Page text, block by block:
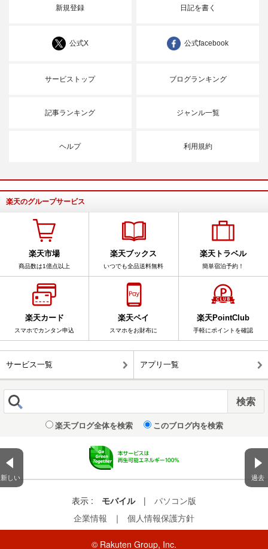
新しい 過去
新規登録 日記を書く
公式X 公式facebook
サービストップ ブログランキング
記事ランキング ジャンル一覧
ヘルプ 利用規約
楽天のグループサービス
楽天市場
商品数は1億点以上
楽天ブックス
いつでも全品送料無料
楽天トラベル
簡単宿泊予約！
楽天カード
スマホでカンタン申込
楽天ペイ
スマホをお財布に
楽天PointClub
手軽にポイントを確認
サービス一覧 アプリ一覧
楽天ブログ全体を検索 このブログ内を検索
表示 : モバイル |
パソコン版
企業情報
｜ 個人情報保護方針
© Rakuten Group, Inc.